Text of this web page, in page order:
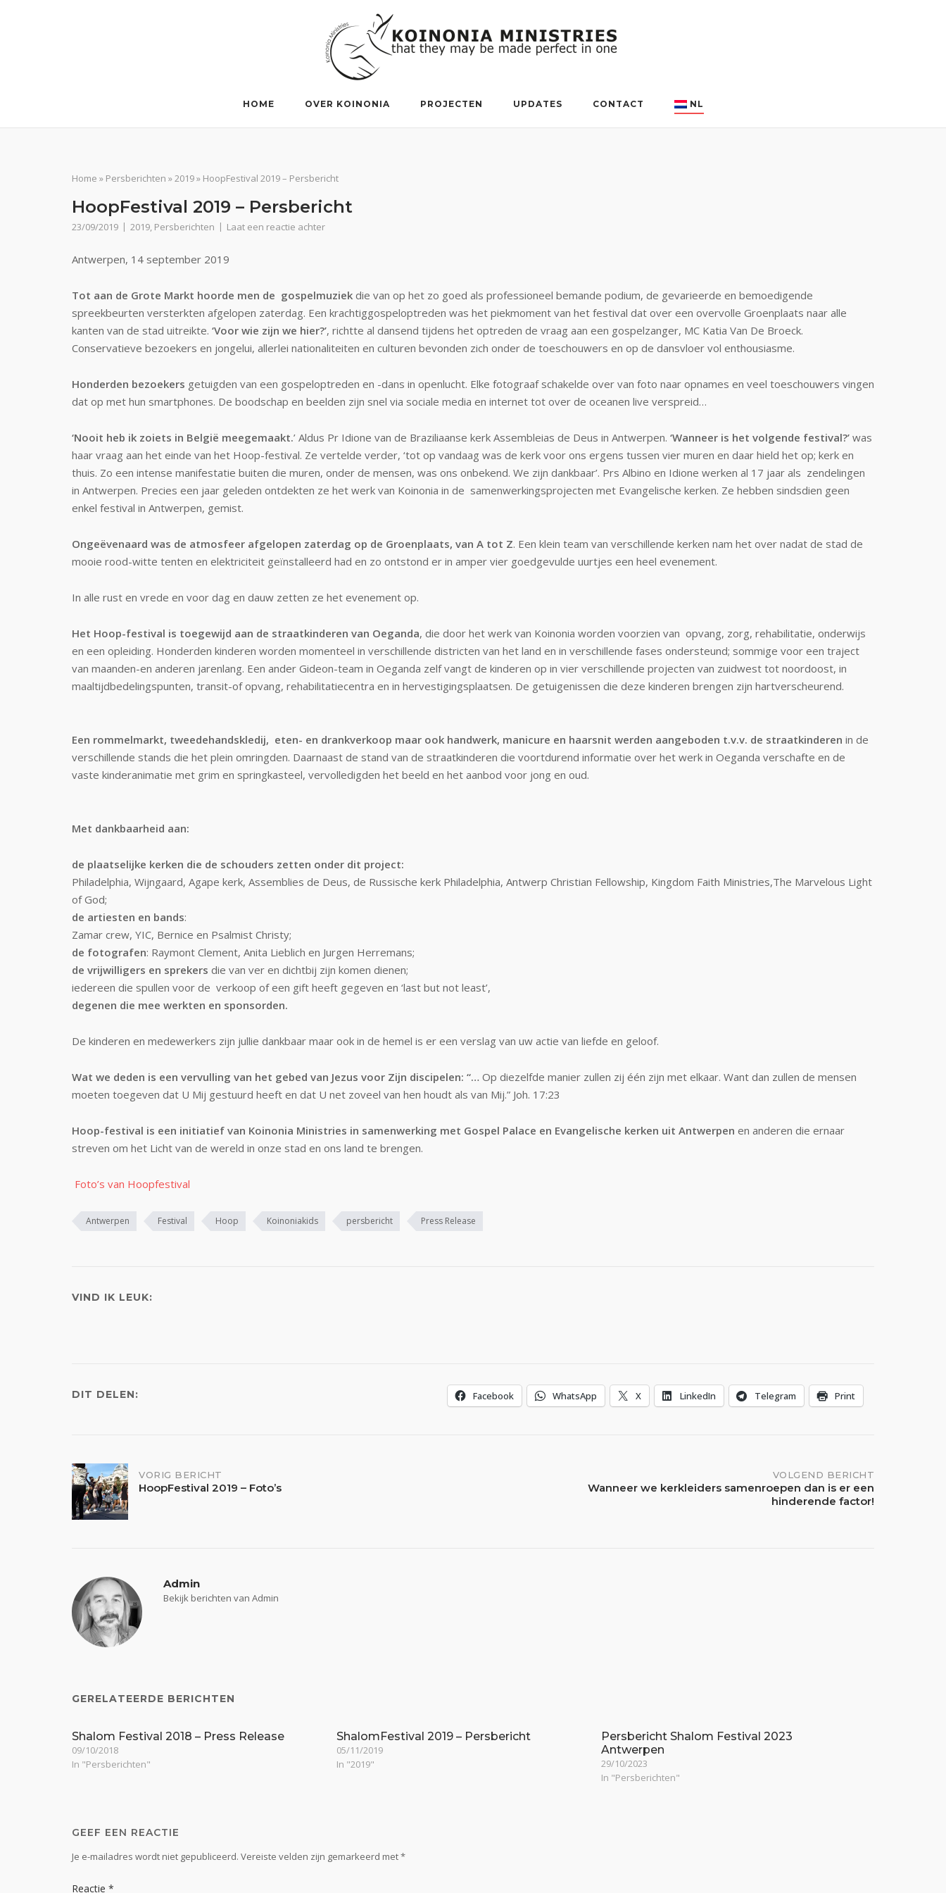
HOME OVER KOINONIA PROJECTEN UPDATES CONTACT NL
Home » Persberichten »2019» HoopFestival 2019 – Persbericht
HoopFestival 2019 – Persbericht
23/09/2019 2019, Persberichten Laat een reactie achter
Antwerpen, 14 september 2019
Tot aan de Grote Markt hoorde men de gospelmuziek die van op het zo goed als professioneel bemande podium, de gevarieerde en bemoedigende
spreekbeurten versterkten afgelopen zaterdag. Een krachtiggospeloptreden was het piekmoment van het festival dat over een overvolle Groenplaats naar alle
kanten van de stad uitreikte. ‘Voor wie zijn we hier?’, richtte al dansend tijdens het optreden de vraag aan een gospelzanger, MC Katia Van De Broeck.
Conservatieve bezoekers en jongelui, allerlei nationaliteiten en culturen bevonden zich onder de toeschouwers en op de dansvloer vol enthousiasme.
Honderden bezoekers getuigden van een gospeloptreden en -dans in openlucht. Elke fotograaf schakelde over van foto naar opnames en veel toeschouwers vingen
dat op met hun smartphones. De boodschap en beelden zijn snel via sociale media en internet tot over de oceanen live verspreid…
‘Nooit heb ik zoiets in België meegemaakt.’ Aldus Pr Idione van de Braziliaanse kerk Assembleias de Deus in Antwerpen. ‘Wanneer is het volgende festival?’ was
haar vraag aan het einde van het Hoop-festival. Ze vertelde verder, ‘tot op vandaag was de kerk voor ons ergens tussen vier muren en daar hield het op; kerk en
thuis. Zo een intense manifestatie buiten die muren, onder de mensen, was ons onbekend. We zijn dankbaar’. Prs Albino en Idione werken al 17 jaar als zendelingen
in Antwerpen. Precies een jaar geleden ontdekten ze het werk van Koinonia in de samenwerkingsprojecten met Evangelische kerken. Ze hebben sindsdien geen
enkel festival in Antwerpen, gemist.
Ongeëvenaard was de atmosfeer afgelopen zaterdag op de Groenplaats, van A tot Z. Een klein team van verschillende kerken nam het over nadat de stad de
mooie rood-witte tenten en elektriciteit geïnstalleerd had en zo ontstond er in amper vier goedgevulde uurtjes een heel evenement.
In alle rust en vrede en voor dag en dauw zetten ze het evenement op.
Het Hoop-festival is toegewijd aan de straatkinderen van Oeganda, die door het werk van Koinonia worden voorzien van opvang, zorg, rehabilitatie, onderwijs
en een opleiding. Honderden kinderen worden momenteel in verschillende districten van het land en in verschillende fases ondersteund; sommige voor een traject
van maanden-en anderen jarenlang. Een ander Gideon-team in Oeganda zelf vangt de kinderen op in vier verschillende projecten van zuidwest tot noordoost, in
maaltijdbedelingspunten, transit-of opvang, rehabilitatiecentra en in hervestigingsplaatsen. De getuigenissen die deze kinderen brengen zijn hartverscheurend.
Een rommelmarkt, tweedehandskledij, eten- en drankverkoop maar ook handwerk, manicure en haarsnit werden aangeboden t.v.v. de straatkinderen in de
verschillende stands die het plein omringden. Daarnaast de stand van de straatkinderen die voortdurend informatie over het werk in Oeganda verschafte en de
vaste kinderanimatie met grim en springkasteel, vervolledigden het beeld en het aanbod voor jong en oud.
Met dankbaarheid aan:
de plaatselijke kerken die de schouders zetten onder dit project:
Philadelphia, Wijngaard, Agape kerk, Assemblies de Deus, de Russische kerk Philadelphia, Antwerp Christian Fellowship, Kingdom Faith Ministries,The Marvelous Light
of God;
de artiesten en bands:
Zamar crew, YIC, Bernice en Psalmist Christy;
de fotografen: Raymont Clement, Anita Lieblich en Jurgen Herremans;
de vrijwilligers en sprekers die van ver en dichtbij zijn komen dienen;
iedereen die spullen voor de verkoop of een gift heeft gegeven en ‘last but not least’,
degenen die mee werkten en sponsorden.
De kinderen en medewerkers zijn jullie dankbaar maar ook in de hemel is er een verslag van uw actie van liefde en geloof.
Wat we deden is een vervulling van het gebed van Jezus voor Zijn discipelen: “… Op diezelfde manier zullen zij één zijn met elkaar. Want dan zullen de mensen
moeten toegeven dat U Mij gestuurd heeft en dat U net zoveel van hen houdt als van Mij.” Joh. 17:23
Hoop-festival is een initiatief van Koinonia Ministries in samenwerking met Gospel Palace en Evangelische kerken uit Antwerpen en anderen die ernaar
streven om het Licht van de wereld in onze stad en ons land te brengen.
Foto’s van Hoopfestival
Antwerpen Festival Hoop Koinoniakids persbericht Press Release
VIND IK LEUK:
DIT DELEN: Facebook WhatsApp X LinkedIn Telegram Print
Bericht
navigatie
VORIG BERICHT
HoopFestival 2019 – Foto’s
VOLGEND BERICHT
Wanneer we kerkleiders samenroepen dan is er een
hinderende factor!
Admin
Bekijk berichten van Admin
GERELATEERDE BERICHTEN
Shalom Festival 2018 – Press Release
09/10/2018
In "Persberichten"
ShalomFestival 2019 – Persbericht
05/11/2019
In "2019"
Persbericht Shalom Festival 2023
Antwerpen
29/10/2023
In "Persberichten"
GEEF EEN REACTIE
Je e-mailadres wordt niet gepubliceerd. Vereiste velden zijn gemarkeerd met*
Reactie *